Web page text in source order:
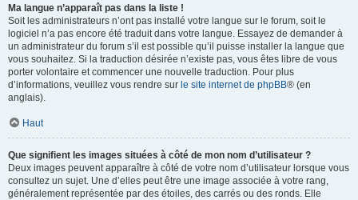
Ma langue n’apparaît pas dans la liste !
Soit les administrateurs n’ont pas installé votre langue sur le forum, soit le
logiciel n’a pas encore été traduit dans votre langue. Essayez de demander à
un administrateur du forum s’il est possible qu’il puisse installer la langue que
vous souhaitez. Si la traduction désirée n’existe pas, vous êtes libre de vous
porter volontaire et commencer une nouvelle traduction. Pour plus
d’informations, veuillez vous rendre sur le site internet de phpBB® (en
anglais).
Haut
Que signifient les images situées à côté de mon nom d’utilisateur ?
Deux images peuvent apparaître à côté de votre nom d’utilisateur lorsque vous
consultez un sujet. Une d’elles peut être une image associée à votre rang,
généralement représentée par des étoiles, des carrés ou des ronds. Elle